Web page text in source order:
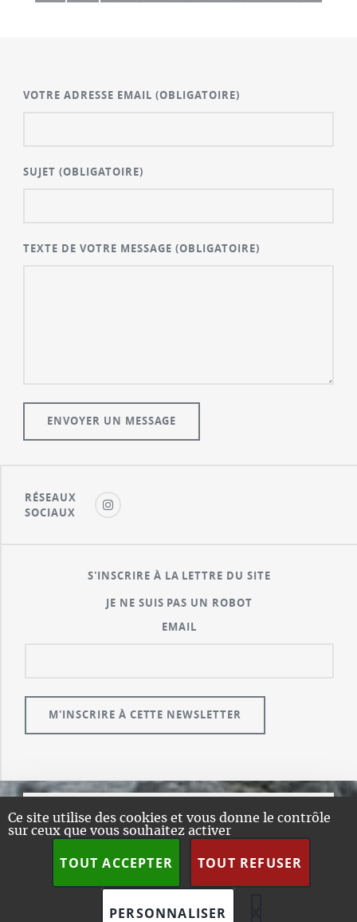
Ce site utilise des cookies et vous donne le contrôle
sur ceux que vous souhaitez activer
TOUT ACCEPTER TOUT REFUSER
PERSONNALISER
VOTRE ADRESSE EMAIL(OBLIGATOIRE)
SUJET(OBLIGATOIRE)
TEXTE DE VOTRE MESSAGE(OBLIGATOIRE)
RÉSEAUX
SOCIAUX
S'INSCRIRE À LA LETTRE DU SITE
JE NE SUIS PAS UN ROBOT
EMAIL
© GUALENI.COM
A PROPOS
PLAN DU SITE